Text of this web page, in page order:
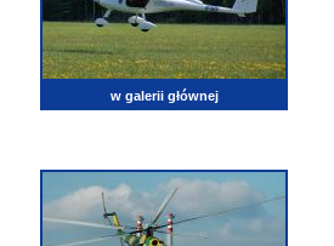
w galerii głównej